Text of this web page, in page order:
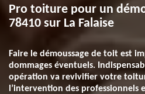
Pro toiture pour un
78410 sur La Falaise
Faire le démoussage de toit est
dommages éventuels.
opération va revivifier votre
l’intervention des professionnels